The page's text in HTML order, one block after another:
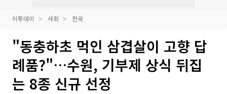
이투데이 사회 전국
"동충하초 먹인 삼겹살이 고향 답
례품?"…수원, 기부제 상식 뒤집
는 8종 신규 선정